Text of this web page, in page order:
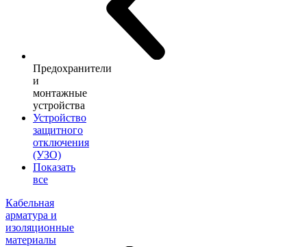
Предохранители
и
монтажные
устройства
Устройство
защитного
отключения
(УЗО)
Показать
все
Кабельная
арматура и
изоляционные
материалы